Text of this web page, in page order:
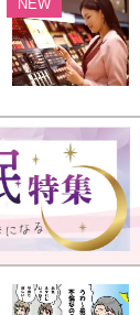
NEW